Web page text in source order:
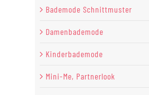
Bademode Schnittmuster
Damenbademode
Kinderbademode
Mini-Me, Partnerlook